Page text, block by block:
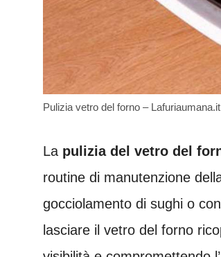
Pulizia vetro del forno – Lafuriaumana.it
La pulizia del vetro del
routine di manutenzione
gocciolamento di sughi o
lasciare il vetro del forno